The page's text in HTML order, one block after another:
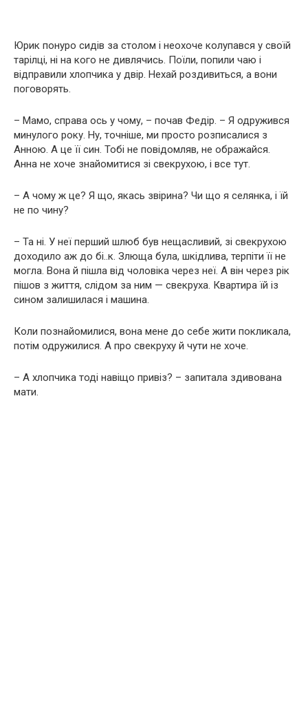
Юрик понуро сидів за столом і неохоче колупався у своїй
тарілці, ні на кого не дивлячись. Поїли, попили чаю і
відправили хлопчика у двір. Нехай роздивиться, а вони
поговорять.
– Мамо, справа ось у чому, – почав Федір. – Я одружився
минулого року. Ну, точніше, ми просто розписалися з
Анною. А це її син. Тобі не повідомляв, не ображайся.
Анна не хоче знайомитися зі свекрухою, і все тут.
– А чому ж це? Я що, якась звірина? Чи що я селянка, і їй
не по чину?
– Та ні. У неї перший шлюб був нещасливий, зі свекрухою
доходило аж до бі..к. Злюща була, шкідлива, терпіти її не
могла. Вона й пішла від чоловіка через неї. А він через рік
пішов з життя, слідом за ним — свекруха. Квартира їй із
сином залишилася і машина.
Коли познайомилися, вона мене до себе жити покликала,
потім одружилися. А про свекруху й чути не хоче.
– А хлопчика тоді навіщо привіз? – запитала здивована
мати.